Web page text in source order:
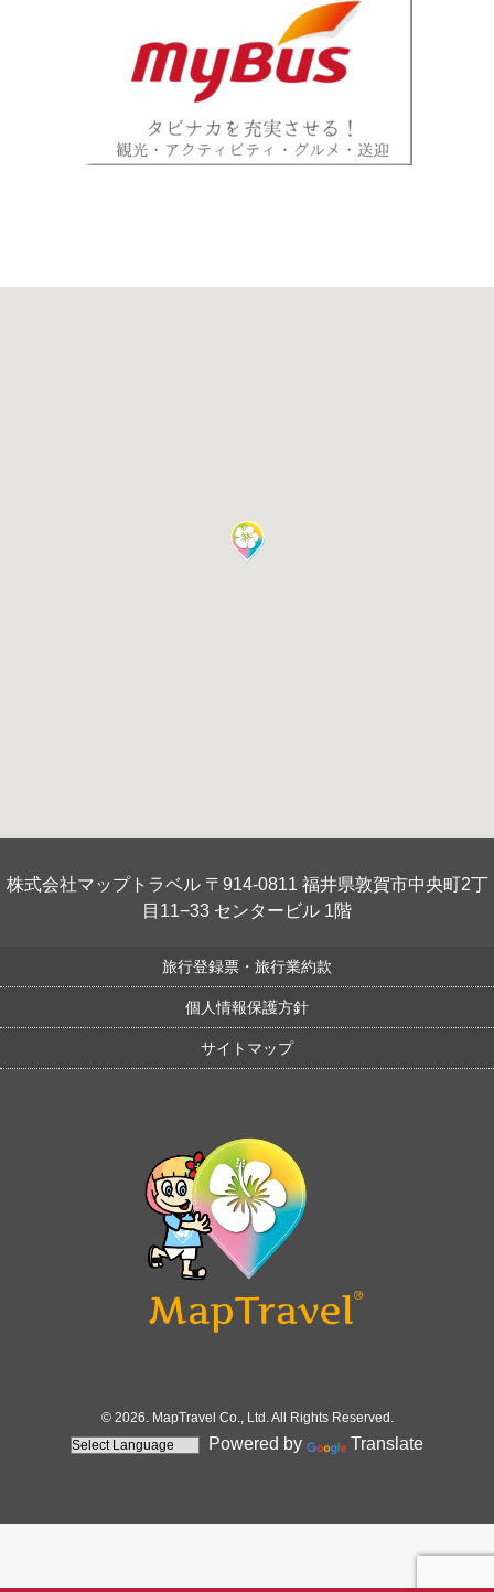
株式会社マップトラベル 〒914-0811 福井県敦賀市中央町2丁
目11−33 センタービル 1階
旅行登録票・旅行業約款
個人情報保護方針
サイトマップ
© 2026. MapTravel Co., Ltd. All Rights Reserved.
Powered by Translate